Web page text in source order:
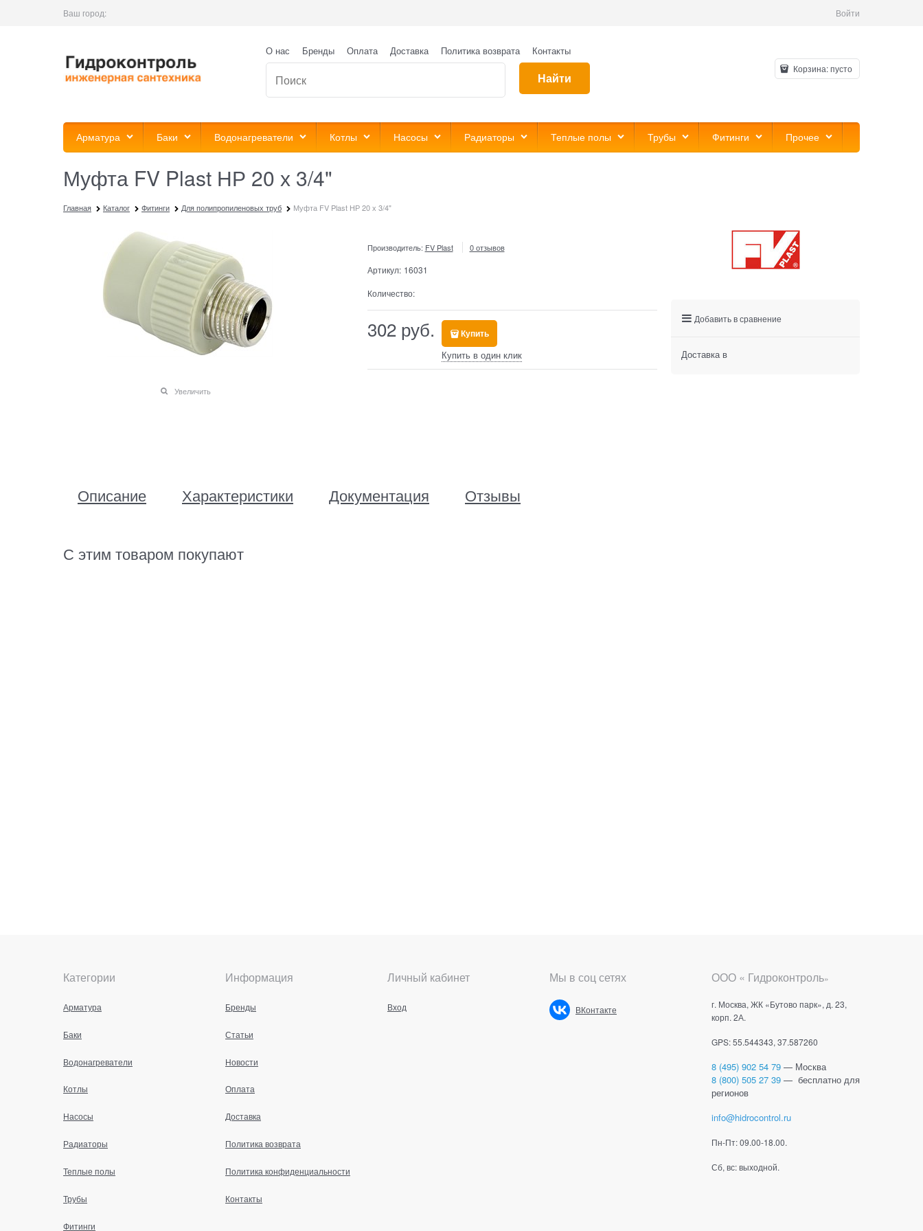
Ваш город: Войти
О нас Бренды Оплата Доставка Политика возврата Контакты
Найти
Корзина:пусто
Арматура Баки Водонагреватели Котлы Насосы Радиаторы Теплые полы Трубы Фитинги Прочее
Муфта FV Plast НР 20 х 3/4"
Главная Каталог Фитинги Для полипропиленовых труб Муфта FV Plast НР 20 х 3/4"
Увеличить
Производитель: FV Plast 0 отзывов
Артикул: 16031
Количество:
302 руб. Купить
Купить в один клик
Описание Характеристики Документация Отзывы
С этим товаром покупают
Добавить в сравнение
Доставка в
Категории
Арматура
Баки
Водонагреватели
Котлы
Насосы
Радиаторы
Теплые полы
Трубы
Фитинги
Информация
Бренды
Статьи
Новости
Оплата
Доставка
Политика возврата
Политика конфиденциальности
Контакты
Личный кабинет
Вход
Мы в соц сетях
ВКонтакте
ООО « Гидроконтроль»
г. Москва, ЖК «Бутово парк», д. 23,
корп. 2А.
GPS: 55.544343, 37.587260
8 (495) 902 54 79 — Москва
8 (800) 505 27 39 — бесплатно для
регионов
info@hidrocontrol.ru
Пн-Пт: 09.00-18.00.
Сб, вс: выходной.